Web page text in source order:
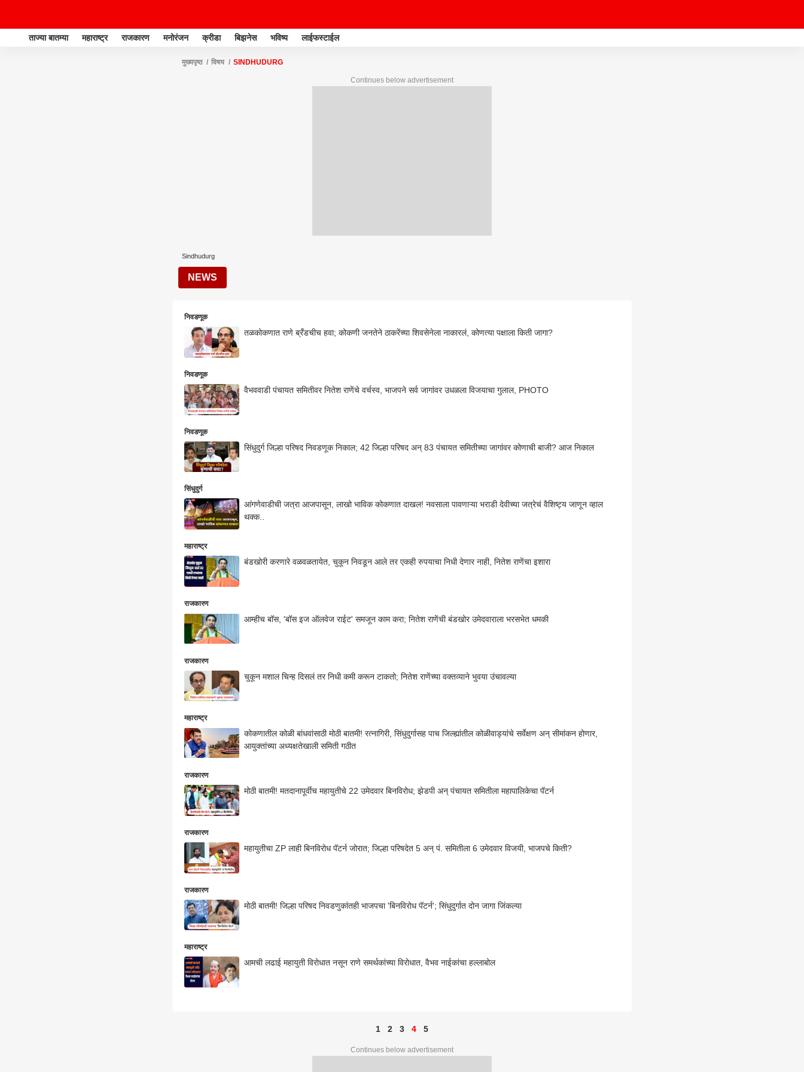
ताज्या बातम्या महाराष्ट्र राजकारण मनोरंजन क्रीडा बिझनेस भविष्य लाईफस्टाईल
मुख्यपृष्ठ विषय SINDHUDURG
Continues below advertisement
Sindhudurg
NEWS
निवडणूक
तळकोकणात राणे ब्रँडचीच हवा; कोकणी जनतेने ठाकरेंच्या शिवसेनेला नाकारलं, कोणत्या पक्षाला किती जागा?
निवडणूक
वैभववाडी पंचायत समितीवर नितेश राणेंचे वर्चस्व, भाजपने सर्व जागांवर उधळला विजयाचा गुलाल, PHOTO
निवडणूक
सिंधुदुर्ग जिल्हा परिषद निवडणूक निकाल; 42 जिल्हा परिषद अन् 83 पंचायत समितीच्या जागांवर कोणाची बाजी? आज निकाल
सिंधुदुर्ग
आंगणेवाडीची जत्रा आजपासून, लाखो भाविक कोकणात दाखल! नवसाला पावणाऱ्या भराडी देवीच्या जत्रेचं वैशिष्ट्य जाणून व्हाल
थक्क..
महाराष्ट्र
बंडखोरी करणारे वळवळतायेत, चुकून निवडून आले तर एकही रुपयाचा निधी देणार नाही, नितेश राणेंचा इशारा
राजकारण
आम्हीच बॉस, 'बॉस इज ऑलवेज राईट' समजून काम करा; नितेश राणेंची बंडखोर उमेदवाराला भरसभेत धमकी
राजकारण
चुकून मशाल चिन्ह दिसलं तर निधी कमी करून टाकतो; नितेश राणेंच्या वक्तव्याने भुवया उंचावल्या
महाराष्ट्र
कोकणातील कोळी बांधवांसाठी मोठी बातमी! रत्नागिरी, सिंधुदुर्गासह पाच जिल्ह्यांतील कोळीवाड्यांचे सर्वेक्षण अन् सीमांकन होणार,
आयुक्तांच्या अध्यक्षतेखाली समिती गठीत
राजकारण
मोठी बातमी! मतदानापूर्वीच महायुतीचे 22 उमेदवार बिनविरोध; झेडपी अन् पंचायत समितीला महापालिकेचा पॅटर्न
राजकारण
महायुतीचा ZP लाही बिनविरोध पॅटर्न जोरात; जिल्हा परिषदेत 5 अन् पं. समितीला 6 उमेदवार विजयी, भाजपचे किती?
राजकारण
मोठी बातमी! जिल्हा परिषद निवडणुकांतही भाजपचा 'बिनविरोध पॅटर्न'; सिंधुदुर्गात दोन जागा जिंकल्या
महाराष्ट्र
आमची लढाई महायुती विरोधात नसून राणे समर्थकांच्या विरोधात, वैभव नाईकांचा हल्लाबोल
1 2 3 4 5
Continues below advertisement